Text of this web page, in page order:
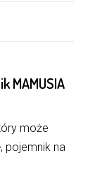
MAMUSIA
może
pojemnik na